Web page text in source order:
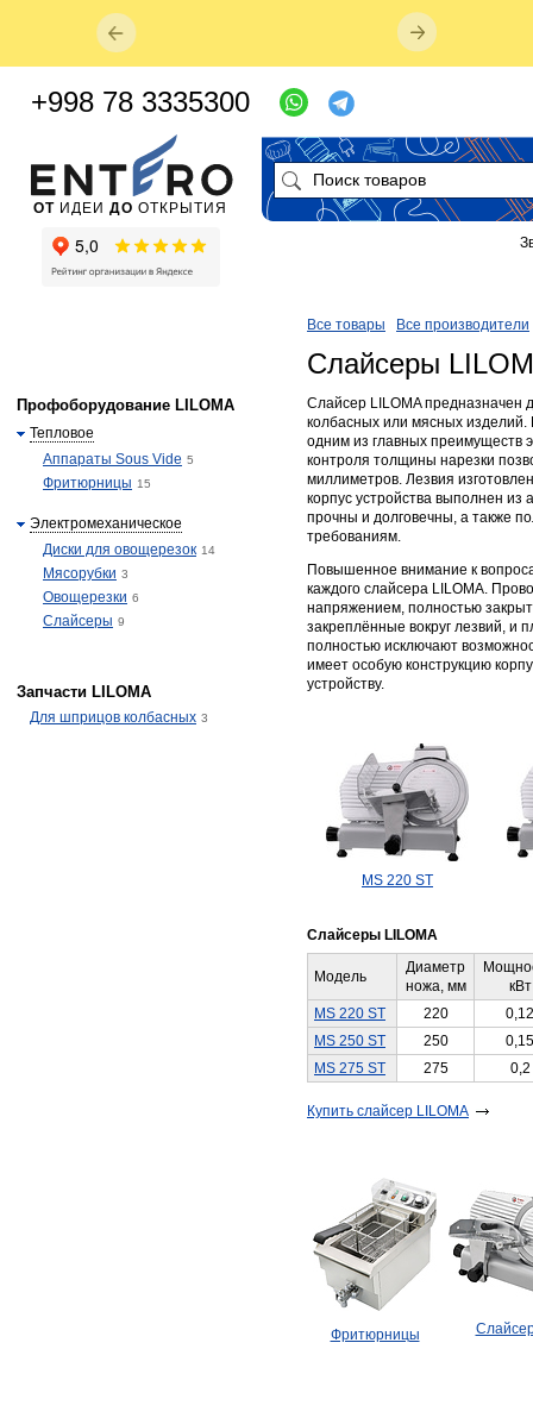
Все товары Все производители
Слайсеры
Слайсер LILOMA предназначен
колбасных или мясных изделий.
одним из главных преимуществ
контроля толщины нарезки
миллиметров. Лезвия
корпус устройства выполнен
прочны и долговечны, а также
требованиям.
Повышенное внимание к
каждого слайсера LILOMA.
напряжением, полностью
закреплённые вокруг лезвий, и
полностью исключают
имеет особую конструкцию
устройству.
MS 220 ST
Слайсеры LILOMA
Модель
Диаметр
ножа, мм
кВт
MS 220 ST
220
0,12
MS 250 ST
250
0,15
MS 275 ST
275 0,2
​Купить слайсер LILOMA
Фритюрницы
Профоборудование LILOMA
Тепловое
Аппараты Sous Vide 5
Фритюрницы 15
Электромеханическое
Диски для овощерезок 14
Мясорубки 3
Овощерезки 6
Слайсеры 9
Запчасти LILOMA
Для шприцов колбасных 3
ОТ ИДЕИ ДО ОТКРЫТИЯ
+998 78 3335300